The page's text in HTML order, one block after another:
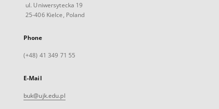
ul. Uniwersytecka 19
25-406 Kielce, Poland
Phone
(+48) 41 349 71 55
E-Mail
buk@ujk.edu.pl